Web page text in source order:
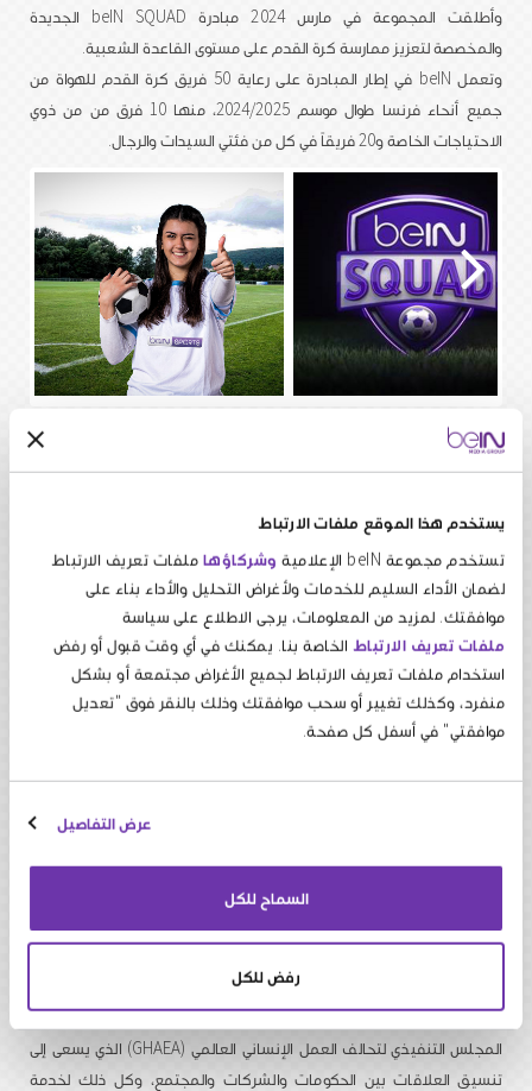
يستخدم هذا الموقع ملفات الارتباط
تستخدم مجموعة beIN الإعلامية
وشركاؤها ملفات تعريف الارتباط
لضمان الأداء السليم للخدمات ولأغراض التحليل والأداء بناء على
موافقتك. لمزيد من المعلومات، يرجى الاطلاع على سياسة
ملفات تعريف الارتباط الخاصة بنا. يمكنك في أي وقت قبول أو رفض
استخدام ملفات تعريف الارتباط لجميع الأغراض مجتمعة أو بشكل
منفرد، وكذلك تغيير أو سحب موافقتك وذلك بالنقر فوق "تعديل
موافقتي" في أسفل كل صفحة.
عرض التفاصيل
السماح للكل
رفض للكل
وأطلقت المجموعة في مارس 2024 مبادرة beIN SQUAD الجديدة
والمخصصة لتعزيز ممارسة كرة القدم على مستوى القاعدة الشعبية.
وتعمل beIN في إطار المبادرة على رعاية 50 فريق كرة القدم للهواة من
جميع أنحاء فرنسا طوال موسم 2024/2025، منها 10 فرق من من ذوي
الاحتياجات الخاصة و20 فريقاً في كل من فئتي السيدات والرجال.
الأمم المتحدة والشراكات
الإنسانية
دعم منظمة الصحة العالمية والمجلس التنفيذي
لتحالف العمل الإنساني العالمي وغيرهما في مشاريع
الصالح العام
تفخر مجموعة beIN الإعلامية بدعمها لمختلف منظمات الأمم المتحدة في
أيضاً بكوننا شركاء وداعمين لمنظمات الأمم المتحدة الأخرى، بما في ذلك
المجلس التنفيذي لتحالف العمل الإنساني العالمي (GHAEA) الذي يسعى إلى
تنسيق العلاقات بين الحكومات والشركات والمجتمع، وكل ذلك لخدمة